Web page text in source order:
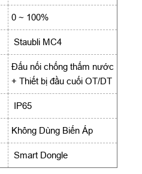
0 ~ 100%
Staubli MC4
Đấu nối chống thấm nước
+ Thiết bị đầu cuối OT/DT
IP65
Không Dùng Biến Áp
Smart Dongle